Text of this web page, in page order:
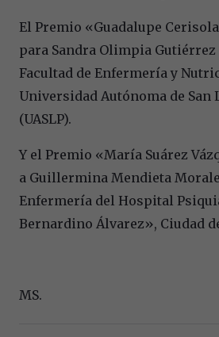
El Premio «Guadalupe
para Sandra Olimpia Gutiérrez
Facultad de Enfermería y
Universidad Autónoma de San
(UASLP).
Y el Premio «María Suárez
a Guillermina Mendieta
Enfermería del Hospital
Bernardino Álvarez», Ciudad
MS.